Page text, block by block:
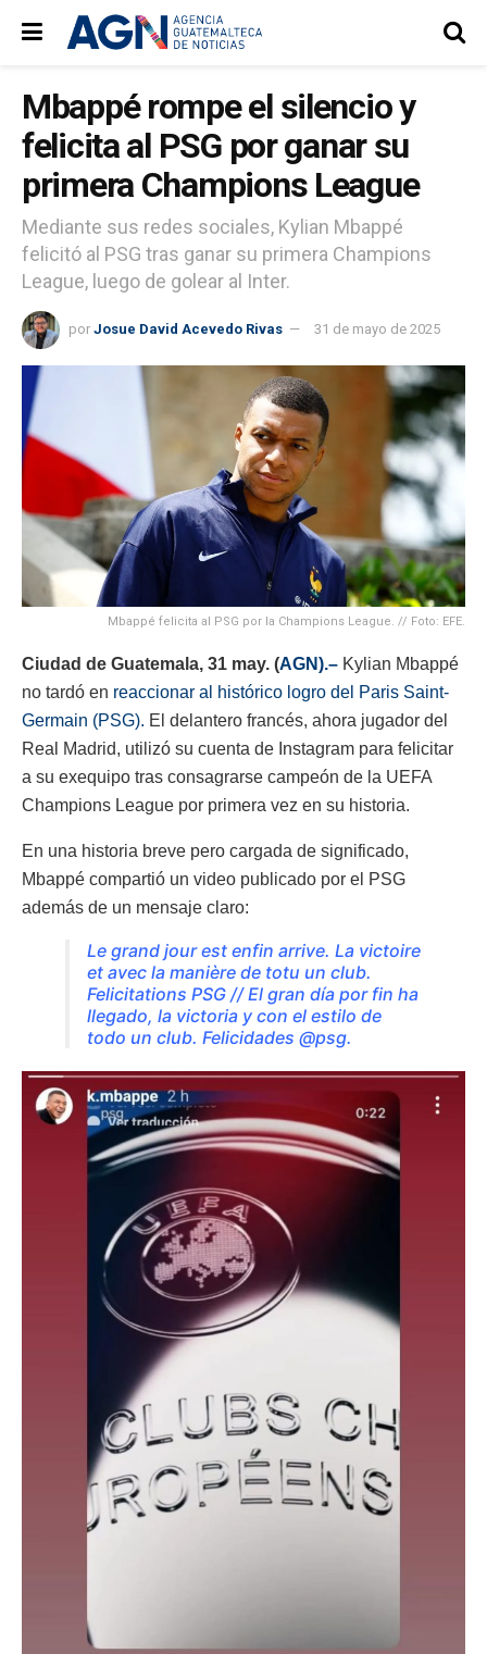
Mbappé rompe el silencio y
felicita al PSG por ganar su
primera Champions League
Mediante sus redes sociales, Kylian Mbappé
felicitó al PSG tras ganar su primera Champions
League, luego de golear al Inter.
por Josue David Acevedo Rivas 31 de mayo de 2025
Mbappé felicita al PSG por la Champions League. // Foto: EFE.
Ciudad de Guatemala, 31 may. (AGN).– Kylian Mbappé
no tardó en reaccionar al histórico logro del Paris Saint-
Germain (PSG). El delantero francés, ahora jugador del
Real Madrid, utilizó su cuenta de Instagram para felicitar
a su exequipo tras consagrarse campeón de la UEFA
Champions League por primera vez en su historia.
En una historia breve pero cargada de significado,
Mbappé compartió un video publicado por el PSG
además de un mensaje claro:
Le grand jour est enfin arrive. La victoire
et avec la manière de totu un club.
Felicitations PSG // El gran día por fin ha
llegado, la victoria y con el estilo de
todo un club. Felicidades @psg.